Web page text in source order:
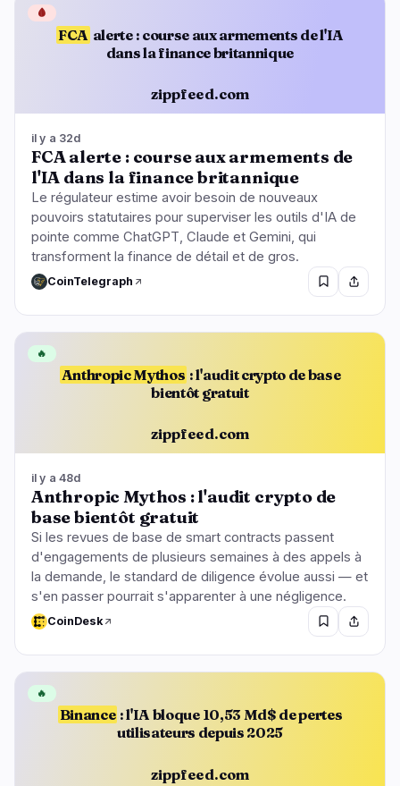
FCA alerte : course aux armements de l'IA
dans la finance britannique
zippfeed.com
🩸
il y a 32d
FCA alerte : course aux armements de
l'IA dans la finance britannique
Le régulateur estime avoir besoin de nouveaux
pouvoirs statutaires pour superviser les outils d'IA de
pointe comme ChatGPT, Claude et Gemini, qui
transforment la finance de détail et de gros.
CoinTelegraph
Anthropic Mythos : l'audit crypto de base
bientôt gratuit
zippfeed.com
🔥
il y a 48d
Anthropic Mythos : l'audit crypto de
base bientôt gratuit
Si les revues de base de smart contracts passent
d'engagements de plusieurs semaines à des appels à
la demande, le standard de diligence évolue aussi — et
s'en passer pourrait s'apparenter à une négligence.
CoinDesk
Binance : l'IA bloque 10,53 Md$ de pertes
utilisateurs depuis 2025
zippfeed.com
🔥